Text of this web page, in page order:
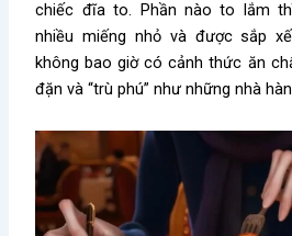
chiếc đĩa to. Phần nào to lắm
nhiều miếng nhỏ và được sắp
không bao giờ có cảnh thức ăn
đặn và “trù phú” như những nhà